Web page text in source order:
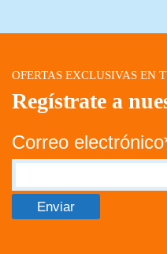
OFERTAS EXCLUSIVAS EN
Regístrate a
Correo